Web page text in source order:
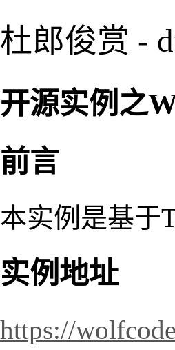
杜郎俊赏 -
开源实例之
前言
本实例是基于
实例地址
https://